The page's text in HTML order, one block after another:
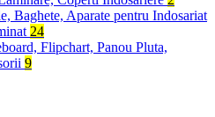
Baghete, Aparate pentru Indosariat
24
Flipchart, Panou Pluta,
9